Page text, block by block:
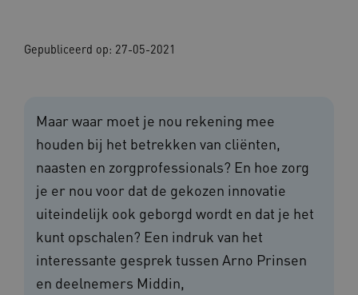
Gepubliceerd op: 27-05-2021
Maar waar moet je nou rekening mee
houden bij het betrekken van cliënten,
naasten en zorgprofessionals? En hoe zorg
je er nou voor dat de gekozen innovatie
uiteindelijk ook geborgd wordt en dat je het
kunt opschalen? Een indruk van het
interessante gesprek tussen Arno Prinsen
en deelnemers Middin,